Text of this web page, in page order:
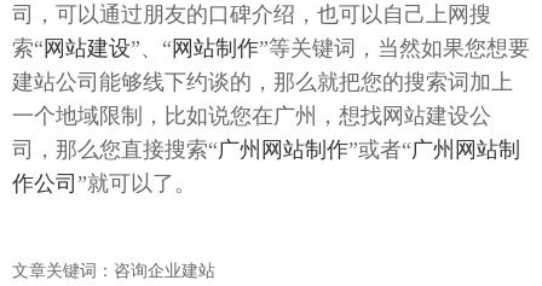
司，可以通过朋友的口碑介绍，也可以自己上网搜
索“网站建设”、“网站制作”等关键词，当然如果您想要
建站公司能够线下约谈的，那么就把您的搜索词加上
一个地域限制，比如说您在广州 ，想找网站建设公
司，那么您直接搜索“广州网站制作”或者“广州 网站制
作公司 ”就可以了。
文章关键词：咨询企业建站